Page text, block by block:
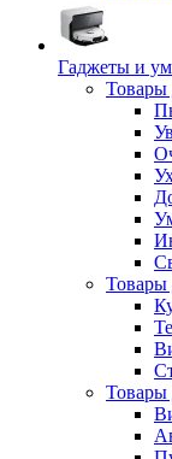
Гаджеты и
Товары
Товары
Товары